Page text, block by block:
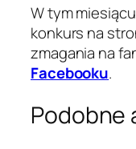
W tym
konkurs na
zmagania na
Facebooku.
Podobne